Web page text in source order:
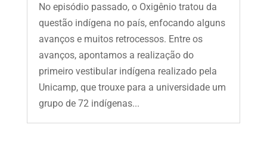
No episódio passado, o Oxigênio tratou da
questão indígena no país, enfocando alguns
avanços e muitos retrocessos. Entre os
avanços, apontamos a realização do
primeiro vestibular indígena realizado pela
Unicamp, que trouxe para a universidade um
grupo de 72 indígenas...